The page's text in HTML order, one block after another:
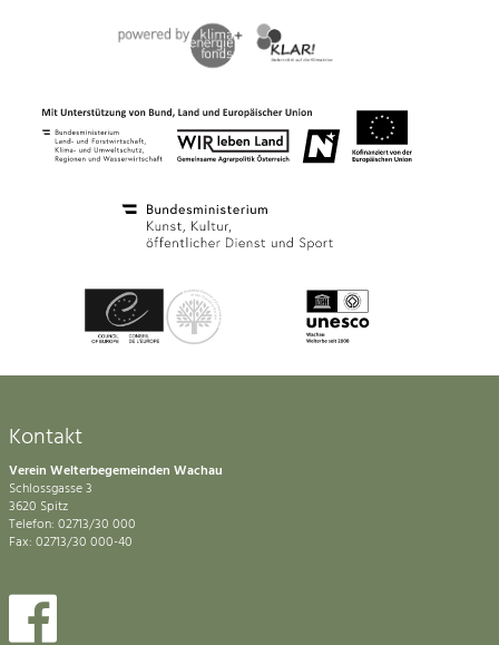
Kontakt
Verein Welterbegemeinden Wachau
Schlossgasse 3
3620 Spitz
Telefon: 02713/30 000
Fax: 02713/30 000-40